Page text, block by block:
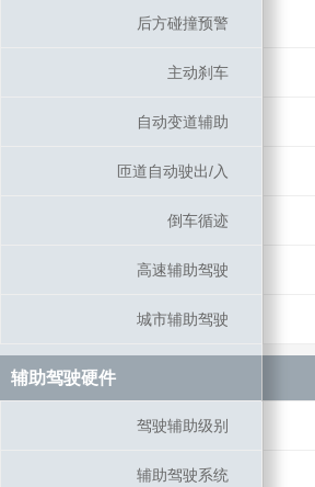
后方碰撞预警
主动刹车
自动变道辅助
匝道自动驶出/入
倒车循迹
高速辅助驾驶
城市辅助驾驶
辅助驾驶硬件
驾驶辅助级别
辅助驾驶系统
后方碰撞预警
主动刹车
自动变道辅助
匝道自动驶出/入
倒车循迹
高速辅助驾驶
城市辅助驾驶
辅助驾驶硬件
驾驶辅助级别
辅助驾驶系统